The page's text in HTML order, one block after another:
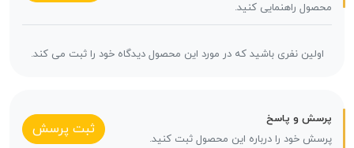
محصول راهنمایی کنید.
اولین نفری باشید که در مورد این محصول دیدگاه خود را ثبت می کند.
پرسش و پاسخ
پرسش خود را درباره این محصول ثبت کنید.
ثبت پرسش